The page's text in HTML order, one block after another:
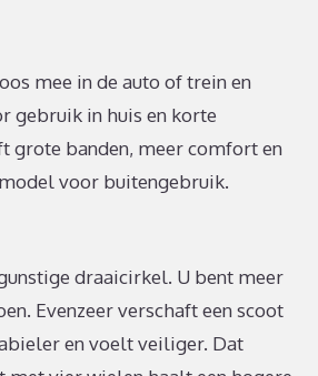
mee in de auto of trein en
gebruik in huis en korte
grote banden, meer comfort en
voor buitengebruik.
draaicirkel. U bent meer
Evenzeer verschaft een scoot
en voelt veiliger. Dat